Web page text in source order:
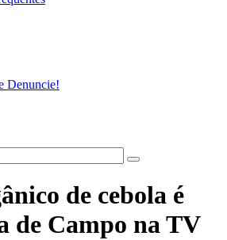
Denuncie!
de cebola é
de Campo na TV